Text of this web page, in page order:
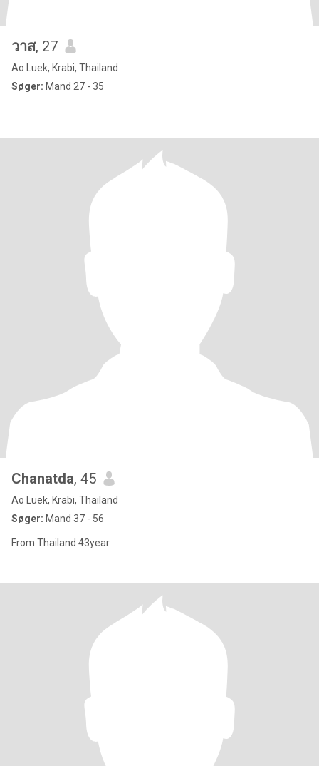
วาส, 27
Ao Luek, Krabi, Thailand
Søger: Mand 27 - 35
Chanatda, 45
Ao Luek, Krabi, Thailand
Søger: Mand 37 - 56
From Thailand 43year